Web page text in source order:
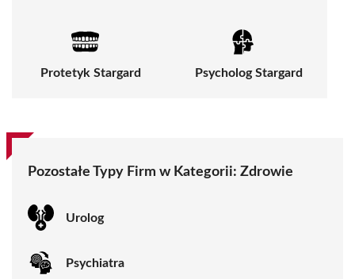
Protetyk Stargard Psycholog Stargard
Pozostałe Typy Firm w Kategorii: Zdrowie
Urolog
Psychiatra